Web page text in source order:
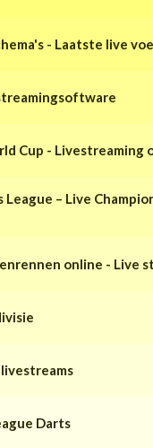
- Laatste live
Cup - Livestreaming
League – Live
online - Live
Darts